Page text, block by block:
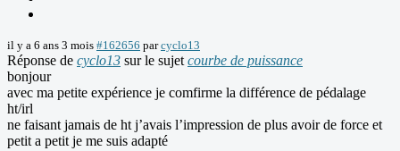
il y a 6 ans 3 mois #162656 parcyclo13
Réponse de cyclo13 sur le sujet courbe de puissance
bonjour
avec ma petite expérience je comfirme la différence de pédalage
ht/irl
ne faisant jamais de ht j’avais l’impression de plus avoir de force et
petit a petit je me suis adapté